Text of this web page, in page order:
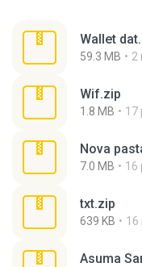
Wallet
59.3 MB 2
Wif.zip
1.8 MB 17
Nova
7.0 MB 16
txt.zip
639 KB 16
Asuma